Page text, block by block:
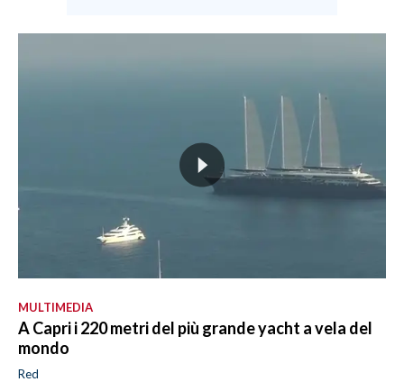
MULTIMEDIA
A Capri i 220 metri del più grande yacht a vela del
mondo
Red